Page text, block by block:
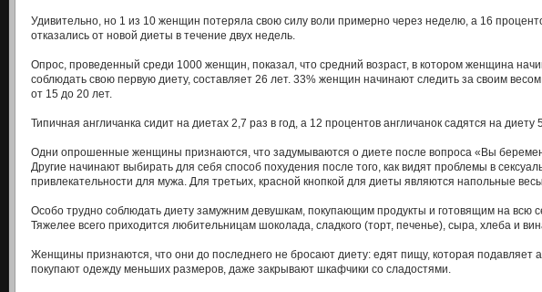
Удивительно, но 1 из 10 женщин потеряла свою силу воли примерно через неделю, а 16
отказались от новой диеты в течение двух недель.
Опрос, проведенный среди 1000 женщин, показал, что средний возраст, в котором женщина
соблюдать свою первую диету, составляет 26 лет. 33% женщин начинают следить за своим весом
от 15 до 20 лет.
Типичная англичанка сидит на диетах 2,7 раз в год, а 12 процентов англичанок садятся на диету
Одни опрошенные женщины признаются, что задумываются о диете после вопроса «Вы
Другие начинают выбирать для себя способ похудения после того, как видят проблемы в
привлекательности для мужа. Для третьих, красной кнопкой для диеты являются напольные
Особо трудно соблюдать диету замужним девушкам, покупающим продукты и готовящим на всю
Тяжелее всего приходится любительницам шоколада, сладкого (торт, печенье), сыра, хлеба и
Женщины признаются, что они до последнего не бросают диету: едят пищу, которая подавляет
покупают одежду меньших размеров, даже закрывают шкафчики со сладостями.